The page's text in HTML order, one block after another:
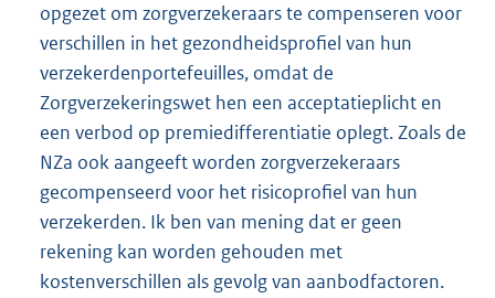
opgezet om zorgverzekeraars te compenseren voor
verschillen in het gezondheidsprofiel van hun
verzekerdenportefeuilles, omdat de
Zorgverzekeringswet hen een acceptatieplicht en
een verbod op premiedifferentiatie oplegt. Zoals de
NZa ook aangeeft worden zorgverzekeraars
gecompenseerd voor het risicoprofiel van hun
verzekerden. Ik ben van mening dat er geen
rekening kan worden gehouden met
kostenverschillen als gevolg van aanbodfactoren.